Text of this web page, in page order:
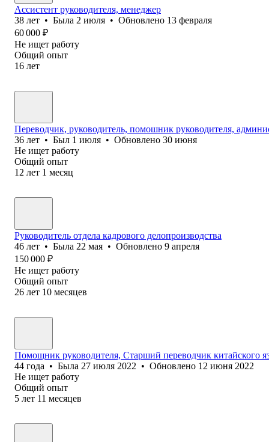
Ассистент руководителя, менеджер
38 лет • Была 2 июля • Обновлено 13 февраля
60 000 ₽
Не ищет работу
Общий опыт
16 лет
Переводчик, руководитель, помошник руководителя,
36 лет • Был 1 июля • Обновлено 30 июня
Не ищет работу
Общий опыт
12 лет 1 месяц
Руководитель отдела кадрового делопроизводства
46 лет • Была 22 мая • Обновлено 9 апреля
150 000 ₽
Не ищет работу
Общий опыт
26 лет 10 месяцев
Помощник руководителя, Старший переводчик китайского
44 года • Была 27 июля 2022 • Обновлено 12 июня 2022
Не ищет работу
Общий опыт
5 лет 11 месяцев